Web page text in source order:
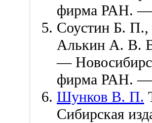
фирма РАН.
Соустин Б. П.,
Алькин А. В.
—
фирма РАН.
Шунков В. П.
Сибирская